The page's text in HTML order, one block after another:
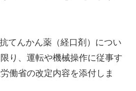
てんかん薬（経口剤）につい
り、運転や機械操作に従事す
働省の改定内容を添付しま